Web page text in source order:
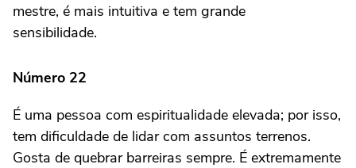
mestre, é mais intuitiva e tem grande
sensibilidade.
Número 22
É uma pessoa com espiritualidade elevada; por isso,
tem dificuldade de lidar com assuntos terrenos.
Gosta de quebrar barreiras sempre. É extremamente